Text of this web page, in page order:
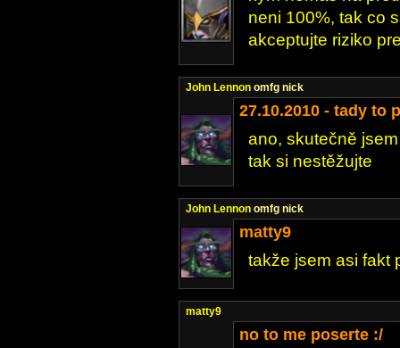
neni 100%, tak co
akceptujte riziko
John Lennon omfg nick
27.10.2010 - tady to
ano, skutečně
tak si nestěžujte
John Lennon omfg nick
matty9
takže jsem asi fakt
matty9
no to me poserte :/